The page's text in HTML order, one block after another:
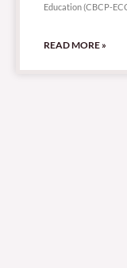
Education (CBCP-
READ MORE »